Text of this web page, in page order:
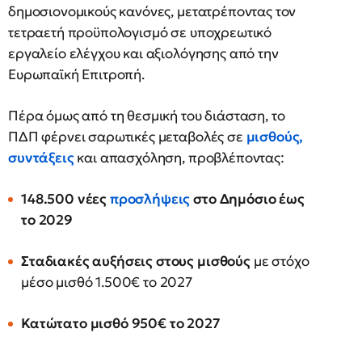
δημοσιονομικούς κανόνες, μετατρέποντας τον
τετραετή προϋπολογισμό σε υποχρεωτικό
εργαλείο ελέγχου και αξιολόγησης από την
Ευρωπαϊκή Επιτροπή.
Πέρα όμως από τη θεσμική του διάσταση, το
ΠΔΠ φέρνει σαρωτικές μεταβολές σε μισθούς,
συντάξειςκαι απασχόληση, προβλέποντας:
148.500 νέεςπροσλήψειςστο Δημόσιο έως
το 2029
Σταδιακές αυξήσεις στους μισθούςμε στόχο
μέσο μισθό 1.500€ το 2027
Κατώτατο μισθό 950€ το 2027